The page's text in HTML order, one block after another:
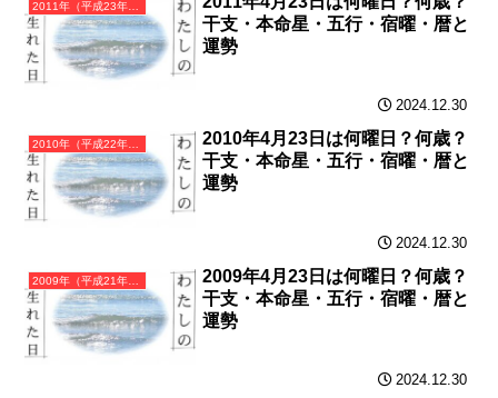
2011年（平成23年）辛卯（かのとう）・卯年（うさぎ年）カレンダー（月曜はじまり）
干支・本命星・五行・宿曜・暦と
運勢
2024.12.30
2010年（平成22年）庚寅（かのえとら）・寅年（とら年）カレンダー（月曜はじまり）
2010年4月23日は何曜日？何歳？
干支・本命星・五行・宿曜・暦と
運勢
2024.12.30
2009年（平成21年）己丑（つちのとうし）・丑年（うし年）カレンダー（月曜はじまり）
2009年4月23日は何曜日？何歳？
干支・本命星・五行・宿曜・暦と
運勢
2024.12.30